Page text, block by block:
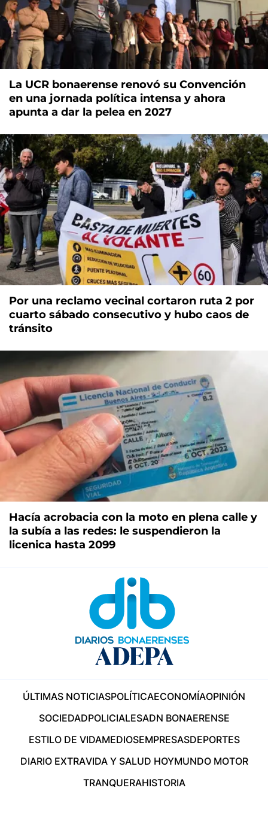
La UCR bonaerense renovó su Convención
en una jornada política intensa y ahora
apunta a dar la pelea en 2027
Por una reclamo vecinal cortaron ruta 2 por
cuarto sábado consecutivo y hubo caos de
tránsito
Hacía acrobacia con la moto en plena calle y
la subía a las redes: le suspendieron la
licenica hasta 2099
ÚLTIMAS NOTICIASPOLÍTICAECONOMÍAOPINIÓN
SOCIEDADPOLICIALESADN BONAERENSE
ESTILO DE VIDAMEDIOSEMPRESASDEPORTES
DIARIO EXTRAVIDA Y SALUD HOYMUNDO MOTOR
TRANQUERAHISTORIA